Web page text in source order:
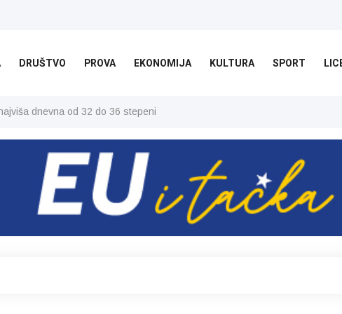
DRUŠTVO PROVA EKONOMIJA KULTURA SPORT
dnevna od 32 do 36 stepeni